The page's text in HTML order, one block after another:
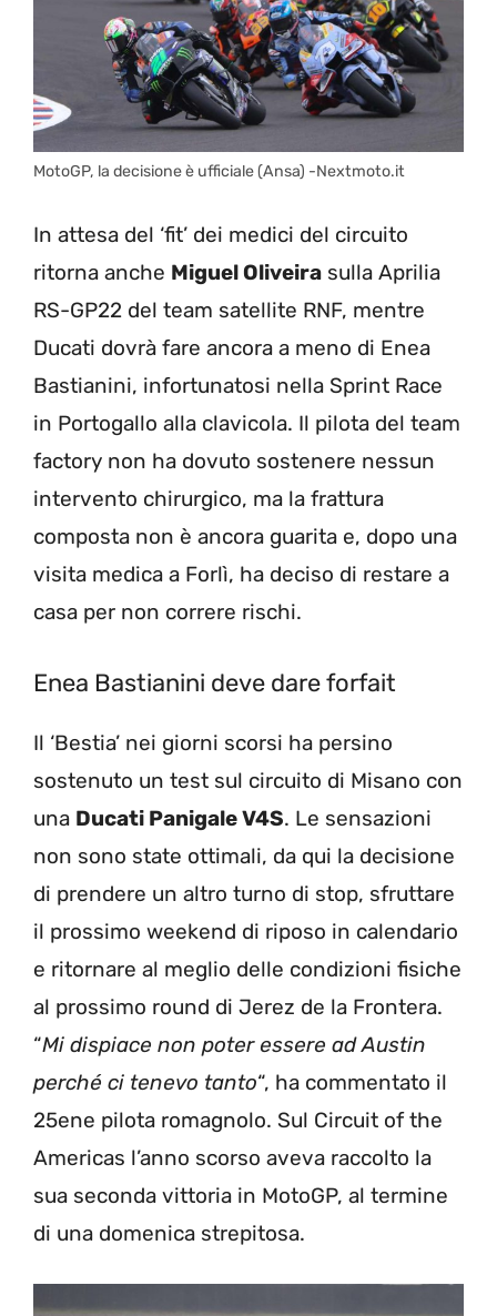
MotoGP, la decisione è ufficiale (Ansa) -Nextmoto.it
In attesa del ‘fit’ dei medici del circuito
ritorna anche Miguel Oliveira sulla Aprilia
RS-GP22 del team satellite RNF, mentre
Ducati dovrà fare ancora a meno di Enea
Bastianini, infortunatosi nella Sprint Race
in Portogallo alla clavicola. Il pilota del team
factory non ha dovuto sostenere nessun
intervento chirurgico, ma la frattura
composta non è ancora guarita e, dopo una
visita medica a Forlì, ha deciso di restare a
casa per non correre rischi.
Enea Bastianini deve dare forfait
Il ‘Bestia’ nei giorni scorsi ha persino
sostenuto un test sul circuito di Misano con
una Ducati Panigale V4S. Le sensazioni
non sono state ottimali, da qui la decisione
di prendere un altro turno di stop, sfruttare
il prossimo weekend di riposo in calendario
e ritornare al meglio delle condizioni fisiche
al prossimo round di Jerez de la Frontera.
“Mi dispiace non poter essere ad Austin
perché ci tenevo tanto“, ha commentato il
25ene pilota romagnolo. Sul Circuit of the
Americas l’anno scorso aveva raccolto la
sua seconda vittoria in MotoGP, al termine
di una domenica strepitosa.